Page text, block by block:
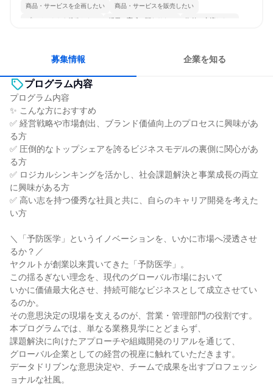
商品・サービスを企画したい 商品・サービスを販売したい
プロジェクトを推進したい 採用・育成に関わりたい 海外と交流したい
募集情報 企業を知る
プログラム内容
プログラム内容
✨ こんな方におすすめ
✅ 経営戦略や市場創出、ブランド価値向上のプロセスに興味があ
る方
✅ 圧倒的なトップシェアを誇るビジネスモデルの裏側に関心があ
る方
✅ ロジカルシンキングを活かし、社会課題解決と事業成長の両立
に興味がある方
✅ 高い志を持つ優秀な社員と共に、自らのキャリア開発を考えた
い方
＼「予防医学」というイノベーションを、いかに市場へ浸透させ
るか？／
ヤクルトが創業以来貫いてきた「予防医学」。
この揺るぎない理念を、現代のグローバル市場において
いかに価値最大化させ、持続可能なビジネスとして成立させてい
るのか。
その意思決定の現場を支えるのが、営業・管理部門の役割です。
本プログラムでは、単なる業務見学にとどまらず、
課題解決に向けたアプローチや組織開発のリアルを通じて、
グローバル企業としての経営の視座に触れていただきます。
データドリブンな意思決定や、チームで成果を出すプロフェッシ
ョナルな社風。